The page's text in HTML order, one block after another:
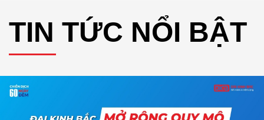
TIN TỨC NỔI BẬT